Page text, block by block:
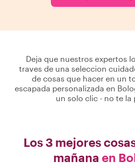
Deja que nuestros expertos
traves de una seleccion
de cosas que hacer en un
escapada personalizada en
un solo clic - no te la
Los 3 mejores
mañana en